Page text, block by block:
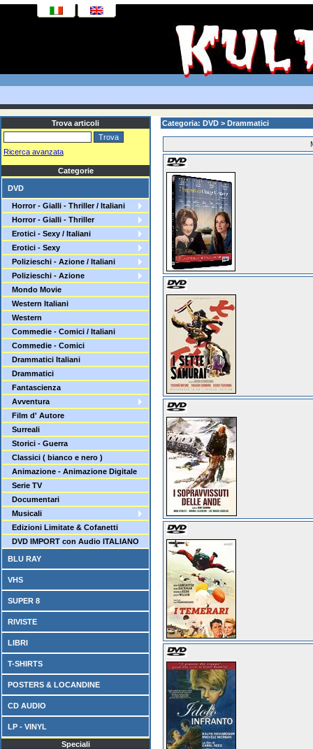
Trova articoli
Ricerca avanzata
Categorie
DVD
Horror - Gialli - Thriller / Italiani
Horror - Gialli - Thriller
Erotici - Sexy / Italiani
Erotici - Sexy
Polizieschi - Azione / Italiani
Polizieschi - Azione
Mondo Movie
Western Italiani
Western
Commedie - Comici / Italiani
Commedie - Comici
Drammatici Italiani
Drammatici
Fantascienza
Avventura
Film d' Autore
Surreali
Storici - Guerra
Classici ( bianco e nero )
Animazione - Animazione Digitale
Serie TV
Documentari
Musicali
Edizioni Limitate & Cofanetti
DVD IMPORT con Audio ITALIANO
BLU RAY
VHS
SUPER 8
RIVISTE
LIBRI
T-SHIRTS
POSTERS & LOCANDINE
CD AUDIO
LP - VINYL
Speciali
Categoria: DVD > Drammatici